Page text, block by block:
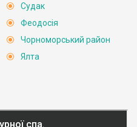
Судак
Феодосія
Чорноморський район
Ялта